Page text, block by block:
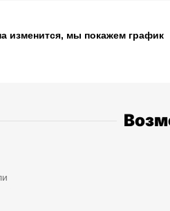
изменится, мы покажем график